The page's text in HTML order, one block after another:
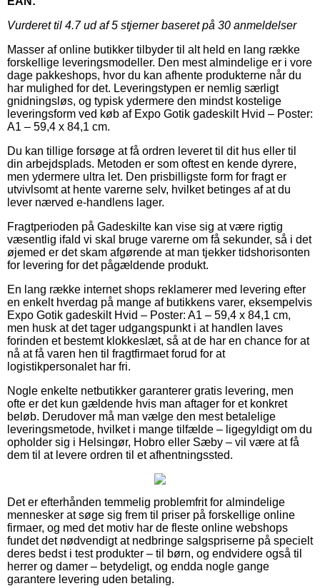
Vurderet til 4.7ud af 5 stjerner baseret på 30 anmeldelser
Masser af online butikker tilbyder til alt held en lang række
forskellige leveringsmodeller. Den mest almindelige er i vore
dage pakkeshops, hvor du kan afhente produkterne når du
har mulighed for det. Leveringstypen er nemlig særligt
gnidningsløs, og typisk ydermere den mindst kostelige
leveringsform ved køb af Expo Gotik gadeskilt Hvid – Poster:
A1 – 59,4 x 84,1 cm.
Du kan tillige forsøge at få ordren leveret til dit hus eller til
din arbejdsplads. Metoden er som oftest en kende dyrere,
men ydermere ultra let. Den prisbilligste form for fragt er
utvivlsomt at hente varerne selv, hvilket betinges af at du
lever nærved e-handlens lager.
Fragtperioden på Gadeskilte kan vise sig at være rigtig
væsentlig ifald vi skal bruge varerne om få sekunder, så i det
øjemed er det skam afgørende at man tjekker tidshorisonten
for levering for det pågældende produkt.
En lang række internet shops reklamerer med levering efter
en enkelt hverdag på mange af butikkens varer, eksempelvis
Expo Gotik gadeskilt Hvid – Poster: A1 – 59,4 x 84,1 cm,
men husk at det tager udgangspunkt i at handlen laves
forinden et bestemt klokkeslæt, så at de har en chance for at
nå at få varen hen til fragtfirmaet forud for at
logistikpersonalet har fri.
Nogle enkelte netbutikker garanterer gratis levering, men
ofte er det kun gældende hvis man aftager for et konkret
beløb. Derudover må man vælge den mest betalelige
leveringsmetode, hvilket i mange tilfælde – ligegyldigt om du
opholder sig i Helsingør, Hobro eller Sæby – vil være at få
dem til at levere ordren til et afhentningssted.
Det er efterhånden temmelig problemfrit for almindelige
mennesker at søge sig frem til priser på forskellige online
firmaer, og med det motiv har de fleste online webshops
fundet det nødvendigt at nedbringe salgspriserne på specielt
deres bedst i test produkter – til børn, og endvidere også til
herrer og damer – betydeligt, og endda nogle gange
garantere levering uden betaling.